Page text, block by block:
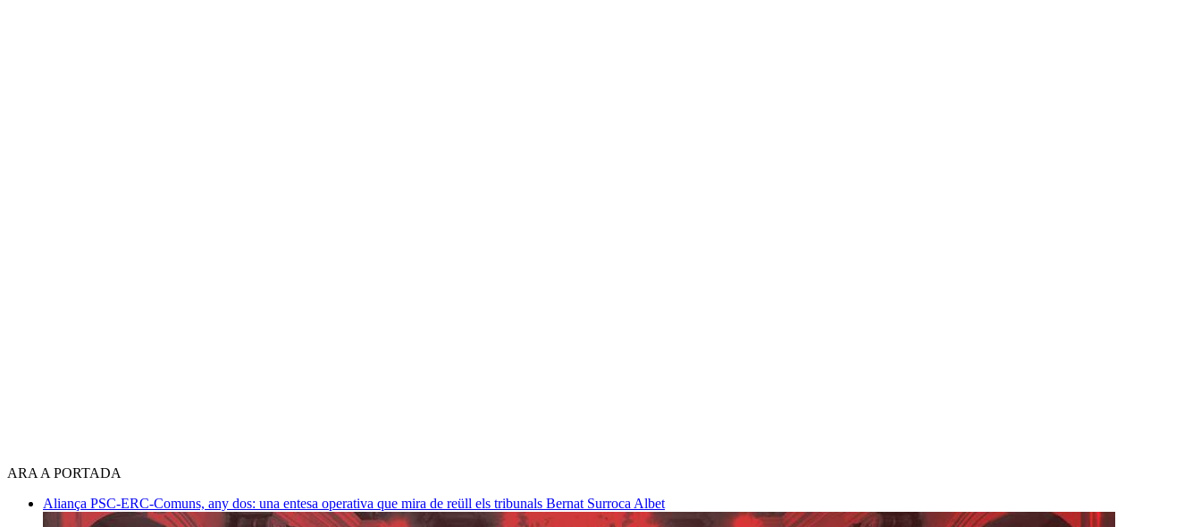
ARA A PORTADA
Aliança PSC-ERC-Comuns, any dos: una entesa operativa que mira de reüll els tribunals Bernat Surroca Albet